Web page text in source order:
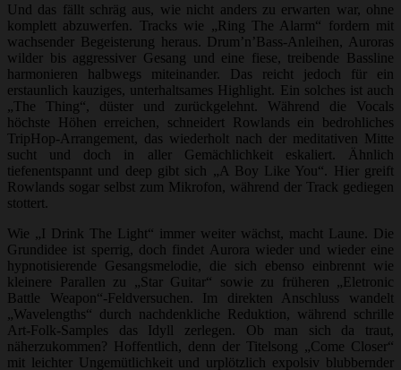
Und das fällt schräg aus, wie nicht anders zu erwarten war, ohne
komplett abzuwerfen. Tracks wie „Ring The Alarm“ fordern mit
wachsender Begeisterung heraus. Drum’n’Bass-Anleihen, Auroras
wilder bis aggressiver Gesang und eine fiese, treibende Bassline
harmonieren halbwegs miteinander. Das reicht jedoch für ein
erstaunlich kauziges, unterhaltsames Highlight. Ein solches ist auch
„The Thing“, düster und zurückgelehnt. Während die Vocals
höchste Höhen erreichen, schneidert Rowlands ein bedrohliches
TripHop-Arrangement, das wiederholt nach der meditativen Mitte
sucht und doch in aller Gemächlichkeit eskaliert. Ähnlich
tiefenentspannt und deep gibt sich „A Boy Like You“. Hier greift
Rowlands sogar selbst zum Mikrofon, während der Track gediegen
stottert.
Wie „I Drink The Light“ immer weiter wächst, macht Laune. Die
Grundidee ist sperrig, doch findet Aurora wieder und wieder eine
hypnotisierende Gesangsmelodie, die sich ebenso einbrennt wie
kleinere Parallen zu „Star Guitar“ sowie zu früheren „Eletronic
Battle Weapon“-Feldversuchen. Im direkten Anschluss wandelt
„Wavelengths“ durch nachdenkliche Reduktion, während schrille
Art-Folk-Samples das Idyll zerlegen. Ob man sich da traut,
näherzukommen? Hoffentlich, denn der Titelsong „Come Closer“
mit leichter Ungemütlichkeit und urplötzlich expolsiv blubbernder